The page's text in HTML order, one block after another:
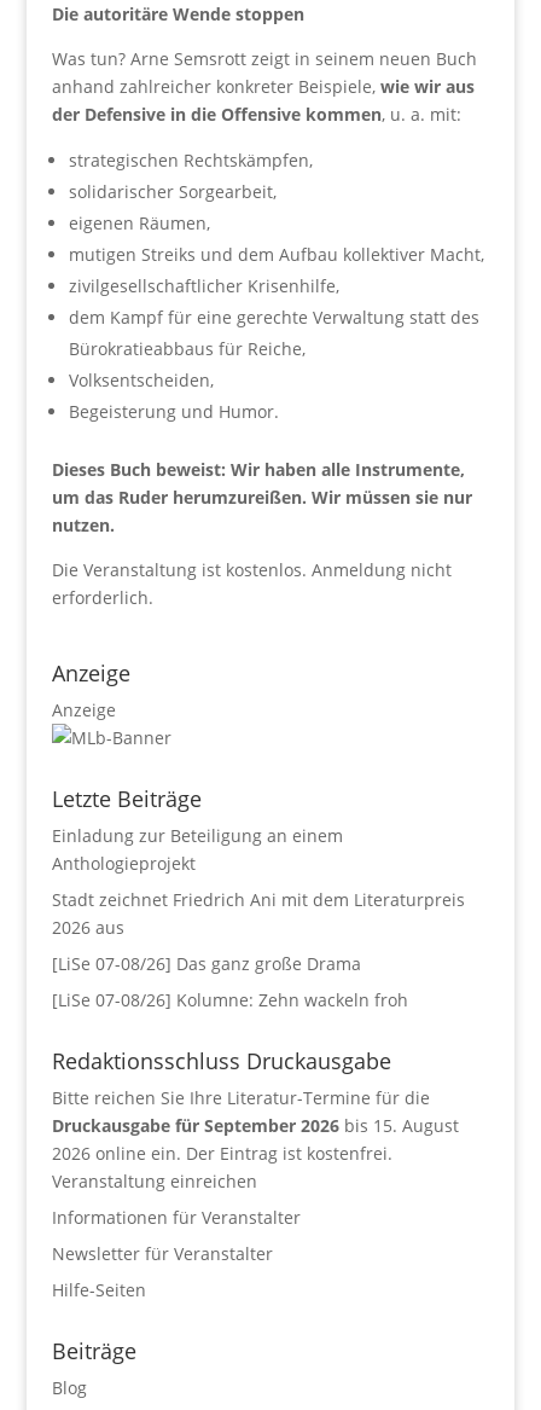
Die autoritäre Wende stoppen
Was tun? Arne Semsrott zeigt in seinem neuen Buch
anhand zahlreicher konkreter Beispiele, wie wir aus
der Defensive in die Offensive kommen, u. a. mit:
strategischen Rechtskämpfen,
solidarischer Sorgearbeit,
eigenen Räumen,
mutigen Streiks und dem Aufbau kollektiver Macht,
zivilgesellschaftlicher Krisenhilfe,
dem Kampf für eine gerechte Verwaltung statt des
Bürokratieabbaus für Reiche,
Volksentscheiden,
Begeisterung und Humor.
Dieses Buch beweist: Wir haben alle Instrumente,
um das Ruder herumzureißen. Wir müssen sie nur
nutzen.
Die Veranstaltung ist kostenlos. Anmeldung nicht
erforderlich.
Anzeige
Anzeige
Letzte Beiträge
Einladung zur Beteiligung an einem
Anthologieprojekt
Stadt zeichnet Friedrich Ani mit dem Literaturpreis
2026 aus
[LiSe 07-08/26] Das ganz große Drama
[LiSe 07-08/26] Kolumne: Zehn wackeln froh
Redaktionsschluss Druckausgabe
Bitte reichen Sie Ihre Literatur-Termine für die
Druckausgabe für September 2026bis 15. August
2026 online ein. Der Eintrag ist kostenfrei.
Veranstaltung einreichen
Informationen für Veranstalter
Newsletter für Veranstalter
Hilfe-Seiten
Beiträge
Blog